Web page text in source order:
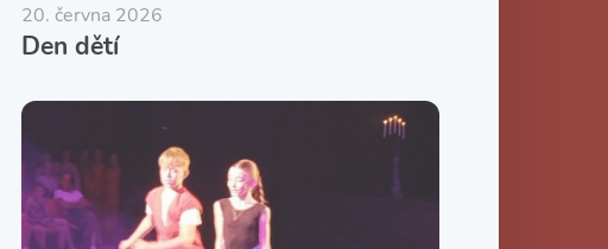
20. června 2026
Den dětí